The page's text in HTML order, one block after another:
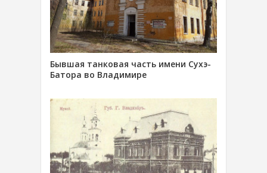
Бывшая танковая часть имени Сухэ-
Батора во Владимире